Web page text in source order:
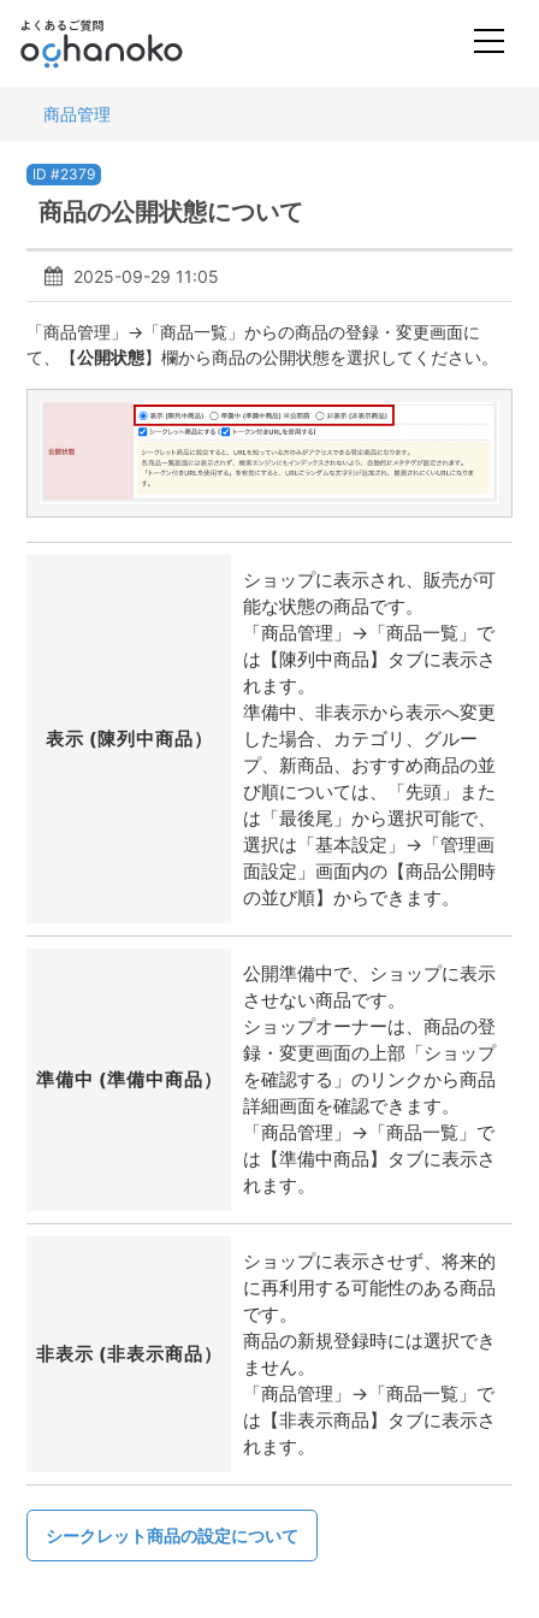
商品管理
ID #2379
商品の公開状態について
2025-09-29 11:05
「商品管理」→「商品一覧」からの商品の登録・変更画面に
て、【公開状態】欄から商品の公開状態を選択してください。
表示 (陳列中商品）
ショップに表示され、販売が可
能な状態の商品です。
「商品管理」→「商品一覧」で
は【陳列中商品】タブに表示さ
れます。
準備中、非表示から表示へ変更
した場合、カテゴリ、グルー
プ、新商品、おすすめ商品の並
び順については、「先頭」また
は「最後尾」から選択可能で、
選択は「基本設定」→「管理画
面設定」画面内の【商品公開時
の並び順】からできます。
準備中 (準備中商品）
公開準備中で、ショップに表示
させない商品です。
ショップオーナーは、商品の登
録・変更画面の上部「ショップ
を確認する」のリンクから商品
詳細画面を確認できます。
「商品管理」→「商品一覧」で
は【準備中商品】タブに表示さ
れます。
非表示 (非表示商品）
ショップに表示させず、将来的
に再利用する可能性のある商品
です。
商品の新規登録時には選択でき
ません。
「商品管理」→「商品一覧」で
は【非表示商品】タブに表示さ
れます。
シークレット商品の設定について